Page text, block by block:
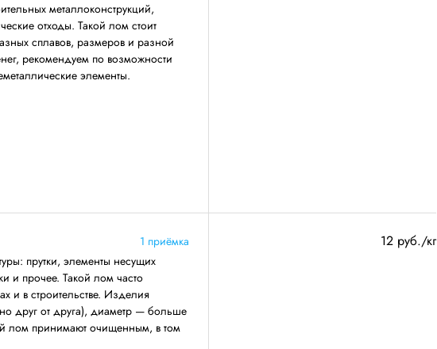
металлоконструкций,
отходы. Такой лом стоит
сплавов, размеров и разной
рекомендуем по возможности
элементы.
1 приёмка
прутки, элементы несущих
и прочее. Такой лом часто
и в строительстве. Изделия
друг от друга), диаметр — больше
лом принимают очищенным, в том
12 руб./кг